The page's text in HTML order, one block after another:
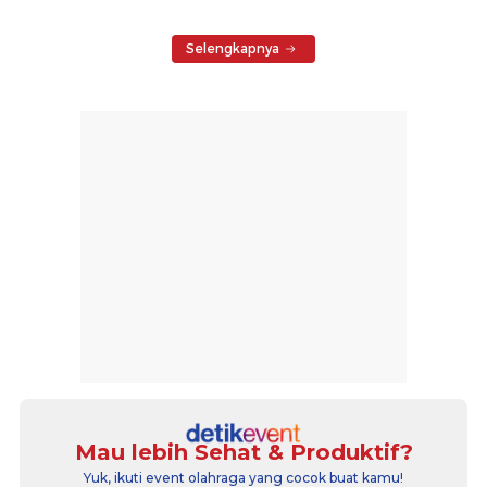
Selengkapnya
Mau lebih Sehat & Produktif?
Yuk, ikuti event olahraga yang cocok buat kamu!